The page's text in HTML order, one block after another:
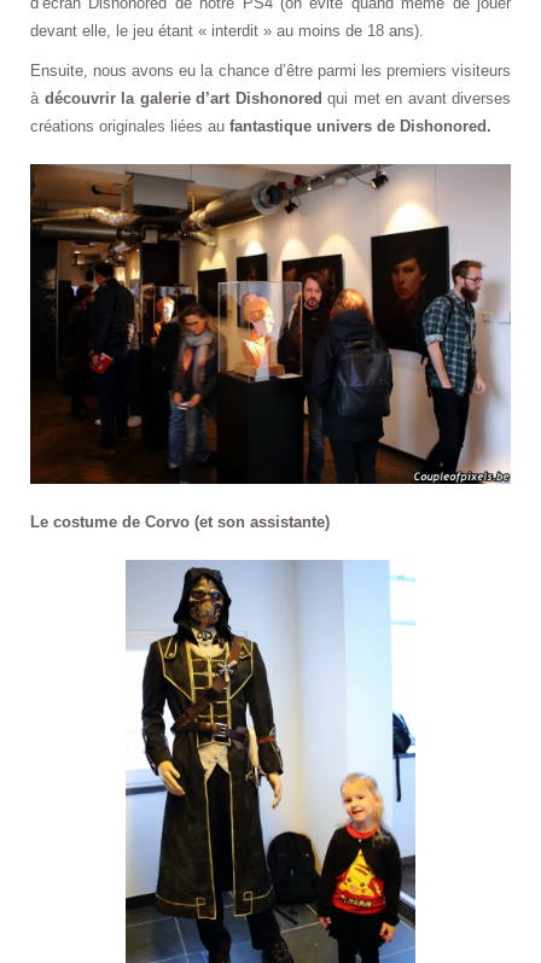
devant elle, le jeu étant « interdit » au moins de 18 ans).
Ensuite, nous avons eu la chance d’être parmi les premiers visiteurs
à découvrir la galerie d’art Dishonored qui met en avant diverses
créations originales liées au fantastique univers de Dishonored.
Le costume de Corvo (et son assistante)